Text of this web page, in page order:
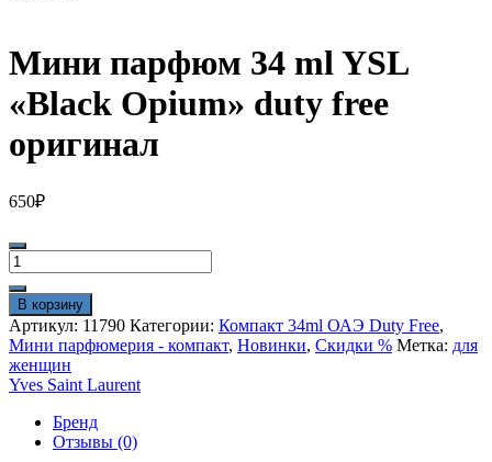
Мини парфюм 34 ml YSL
«Black Opium» duty free
оригинал
650₽
Количество
товара
Мини
парфюм
34
ml
YSL
"Black
Opium"
duty
В корзину
Артикул: 11790 Категории: Компакт 34ml ОАЭ Duty Free,
Мини парфюмерия - компакт, Новинки, Скидки % Метка: для
женщин
Yves Saint Laurent
Бренд
Отзывы (0)